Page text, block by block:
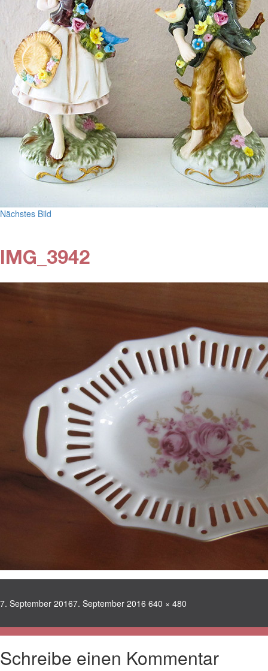
Nächstes Bild
IMG_3942
Veröffentlicht
7. September 20167. September 2016 Volle
640 × 480
Schreibe einen Kommentar